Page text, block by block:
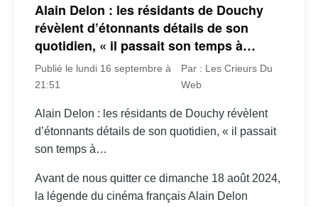
Alain Delon : les résidants de Douchy
révèlent d’étonnants détails de son
quotidien, « il passait son temps à…
Publié le lundi 16 septembre à
21:51
Par : Les Crieurs Du
Web
Alain Delon : les résidants de Douchy révèlent
d’étonnants détails de son quotidien, « il passait
son temps à…
Avant de nous quitter ce dimanche 18 août 2024,
la légende du cinéma français Alain Delon